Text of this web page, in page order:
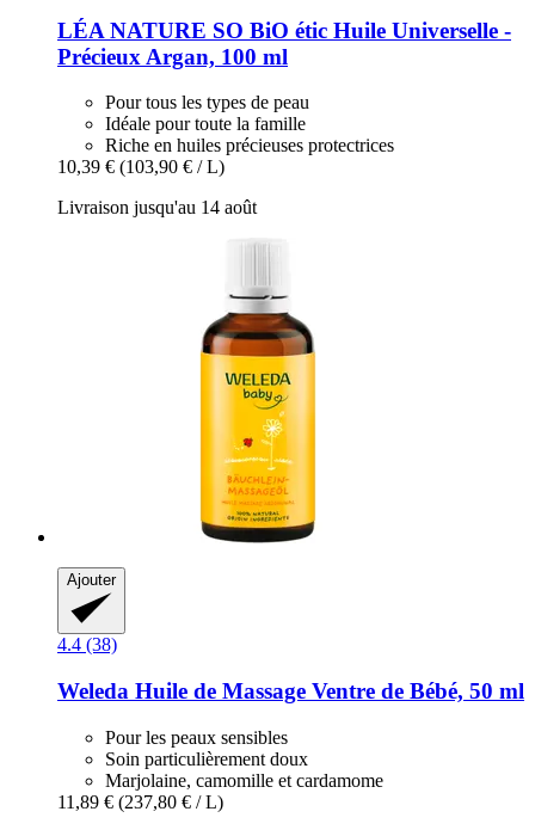
LÉA NATURE SO BiO étic Huile Universelle -​
Précieux Argan, 100 ml
Pour tous les types de peau
Idéale pour toute la famille
Riche en huiles précieuses protectrices
10,39 € (103,90 € / L)
Livraison jusqu'au 14 août
Ajouter
4.4 (38)
Weleda Huile de Massage Ventre de Bébé, 50 ml
Pour les peaux sensibles
Soin particulièrement doux
Marjolaine, camomille et cardamome
11,89 € (237,80 € / L)